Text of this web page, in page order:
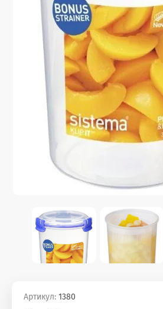
Артикул: 1380